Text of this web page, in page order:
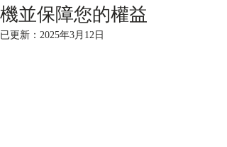
機並保障您的權益
已更新： 2025年3月12日